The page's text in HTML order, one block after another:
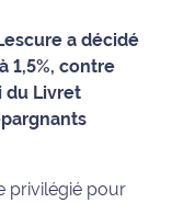
a décidé
1,5%, contre
du Livret
privilégié pour